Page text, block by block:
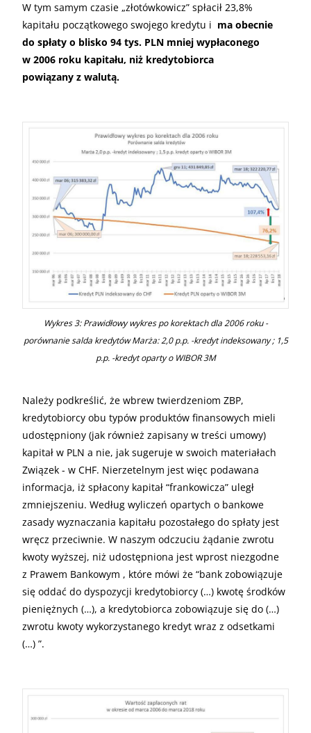
W tym samym czasie „złotówkowicz” spłacił 23,8%
kapitału początkowego swojego kredytu i ma obecnie
do spłaty o blisko 94 tys. PLN mniej wypłaconego
w 2006 roku kapitału, niż kredytobiorca
powiązany z walutą.
Wykres 3: Prawidłowy wykres po korektach dla 2006 roku -
porównanie salda kredytów Marża: 2,0 p.p. -kredyt indeksowany ; 1,5
p.p. -kredyt oparty o WIBOR3M
Należy podkreślić, że wbrew twierdzeniom ZBP,
kredytobiorcy obu typów produktów finansowych mieli
udostępniony (jak również zapisany w treści umowy)
kapitał w PLN a nie, jak sugeruje w swoich materiałach
Związek - w CHF. Nierzetelnym jest więc podawana
informacja, iż spłacony kapitał “frankowicza” uległ
zmniejszeniu. Według wyliczeń opartych o bankowe
zasady wyznaczania kapitału pozostałego do spłaty jest
wręcz przeciwnie. W naszym odczuciu żądanie zwrotu
kwoty wyższej, niż udostępniona jest wprost niezgodne
z Prawem Bankowym , które mówi że “bank zobowiązuje
się oddać do dyspozycji kredytobiorcy (…) kwotę środków
pieniężnych (…), a kredytobiorca zobowiązuje się do (…)
zwrotu kwoty wykorzystanego kredyt wraz z odsetkami
(…) ”.